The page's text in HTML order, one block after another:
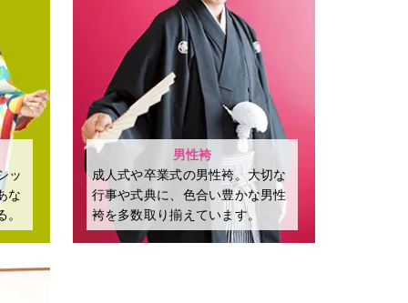
ッ
な
男性袴
成⼈式や卒業式の男性袴。⼤切な
⾏事や式典に、⾊合い豊かな男性
袴を多数取り揃えています。